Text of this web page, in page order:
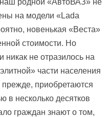
родной «АвтоВАЗ» не
на модели «Lada
новенькая «Веста»
стоимости. Но
не отразилось на
части населения
приобретаются
в несколько десятков
граждан знают о том,